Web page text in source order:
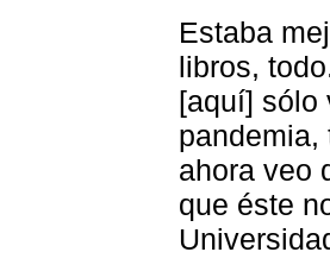
Estaba
libros,
[aquí] sólo
ahora veo
que éste